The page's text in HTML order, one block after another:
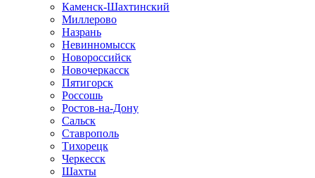
Каменск-Шахтинский
Миллерово
Назрань
Невинномысск
Новороссийск
Новочеркасcк
Пятигорск
Россошь
Ростов-на-Дону
Сальск
Ставрополь
Тихорецк
Черкесск
Шахты